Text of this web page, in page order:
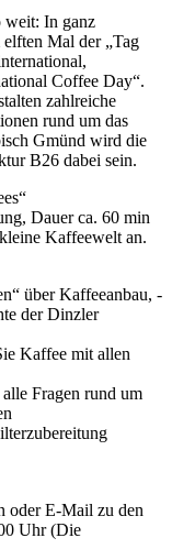
weit: In ganz
Mal der „Tag
Coffee Day“.
zahlreiche
rund um das
Gmünd wird die
B26 dabei sein.
Dauer ca. 60 min
Kaffeewelt an.
über Kaffeeanbau, -
der Dinzler
Kaffee mit allen
Fragen rund um
oder E-Mail zu den
Uhr (Die